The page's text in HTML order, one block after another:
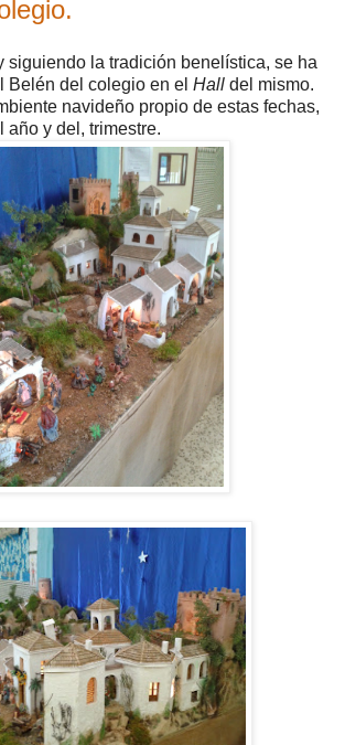
siguiendo la tradición benelística, se ha
Belén del colegio en el Hall del mismo.
navideño propio de estas fechas,
y del, trimestre.